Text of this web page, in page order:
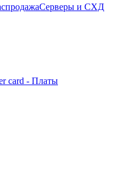
Серверы и СХД
card - Платы